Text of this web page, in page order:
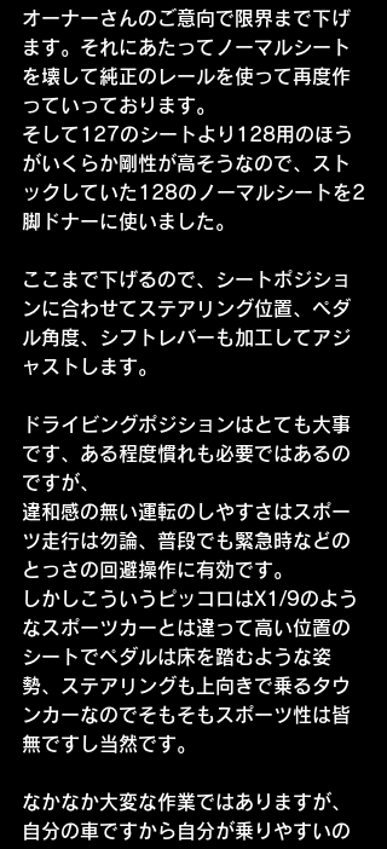
オーナーさんのご意向で限界まで下げ
ます。それにあたってノーマルシート
を壊して純正のレールを使って再度作
っていっております。
そして127のシートより128用のほう
がいくらか剛性が高そうなので、スト
ックしていた128のノーマルシートを2
脚ドナーに使いました。
ここまで下げるので、シートポジショ
ンに合わせてステアリング位置、ペダ
ル角度、シフトレバーも加工してアジ
ャストします。
ドライビングポジションはとても大事
です、ある程度慣れも必要ではあるの
ですが、
違和感の無い運転のしやすさはスポー
ツ走行は勿論、普段でも緊急時などの
とっさの回避操作に有効です。
しかしこういうピッコロはX1/9のよう
なスポーツカーとは違って高い位置の
シートでペダルは床を踏むような姿
勢、ステアリングも上向きで乗るタウ
ンカーなのでそもそもスポーツ性は皆
無ですし当然です。
なかなか大変な作業ではありますが、
自分の車ですから自分が乗りやすいの